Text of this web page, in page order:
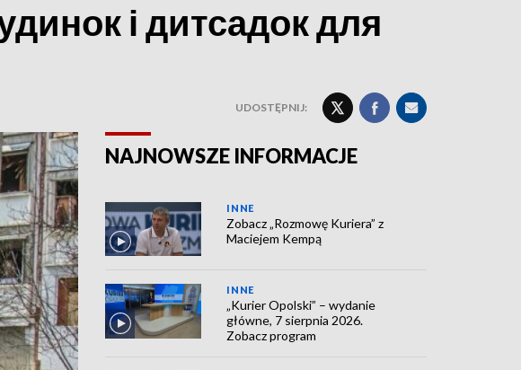
і дитсадок для
UDOSTĘPNIJ:
NAJNOWSZE INFORMACJE
INNE
Zobacz „Rozmowę Kuriera” z
Maciejem Kempą
INNE
„Kurier Opolski” – wydanie
główne, 7 sierpnia 2026.
Zobacz program